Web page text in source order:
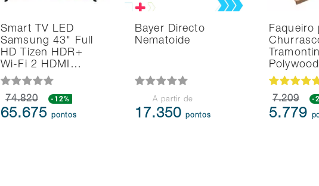
Smart TV LED
Samsung 43" Full
HD Tizen HDR+
Wi-Fi 2 HDMI…
74.820 -12%
65.675pontos
Bayer Directo
Nematoide
A partir de
17.350pontos
Faqueiro
7.209 -
5.779